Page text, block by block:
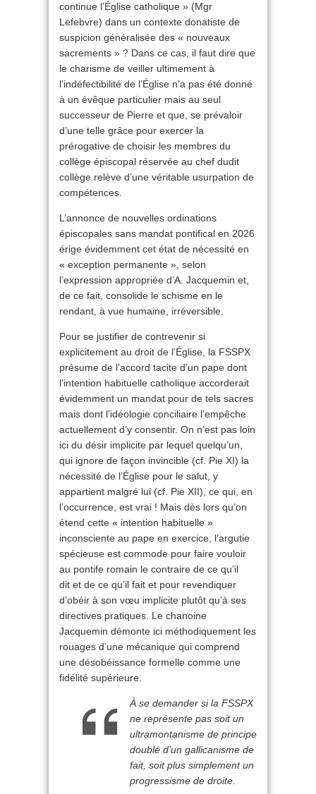
continue l’Église catholique » (Mgr
Lefebvre) dans un contexte donatiste de
suspicion généralisée des « nouveaux
sacrements » ? Dans ce cas, il faut dire que
le charisme de veiller ultimement à
l’indéfectibilité de l’Église n’a pas été donné
à un évêque particulier mais au seul
successeur de Pierre et que, se prévaloir
d’une telle grâce pour exercer la
prérogative de choisir les membres du
collège épiscopal réservée au chef dudit
collège relève d’une véritable usurpation de
compétences.
L’annonce de nouvelles ordinations
épiscopales sans mandat pontifical en 2026
érige évidemment cet état de nécessité en
« exception permanente », selon
l’expression appropriée d’A. Jacquemin et,
de ce fait, consolide le schisme en le
rendant, à vue humaine, irréversible.
Pour se justifier de contrevenir si
explicitement au droit de l’Église, la FSSPX
présume de l’accord tacite d’un pape dont
l’intention habituelle catholique accorderait
évidemment un mandat pour de tels sacres
mais dont l’idéologie conciliaire l’empêche
actuellement d’y consentir. On n’est pas loin
ici du désir implicite par lequel quelqu’un,
qui ignore de façon invincible (cf. Pie XI) la
nécessité de l’Église pour le salut, y
appartient malgré lui (cf. Pie XII), ce qui, en
l’occurrence, est vrai ! Mais dès lors qu’on
étend cette « intention habituelle »
inconsciente au pape en exercice, l’argutie
spécieuse est commode pour faire vouloir
au pontife romain le contraire de ce qu’il
dit et de ce qu’il fait et pour revendiquer
d’obéir à son vœu implicite plutôt qu’à ses
directives pratiques. Le chanoine
Jacquemin démonte ici méthodiquement les
rouages d’une mécanique qui comprend
une désobéissance formelle comme une
fidélité supérieure.
À se demander si la FSSPX
ne représente pas soit un
ultramontanisme de principe
doublé d’un gallicanisme de
fait, soit plus simplement un
progressisme de droite.